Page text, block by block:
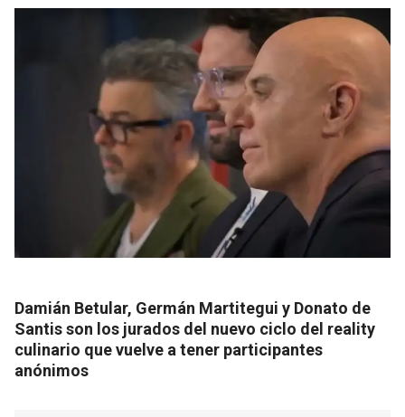
Damián Betular, Germán Martitegui y Donato de
Santis son los jurados del nuevo ciclo del reality
culinario que vuelve a tener participantes
anónimos